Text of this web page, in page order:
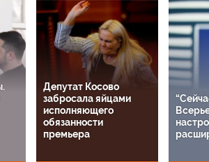
Депутат Косово
забросала яйцами
исполняющего
обязанности
премьера